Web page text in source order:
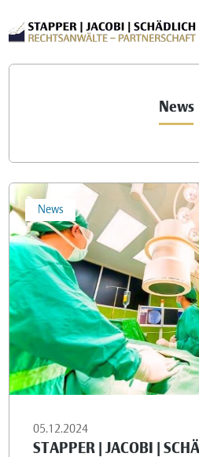
News
News
05.12.2024
STAPPER | JACOBI |